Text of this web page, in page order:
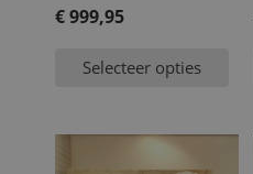
prijs
€ 1.199,95.
€999,95
prijs
€ 999,95.
Selecteer opties